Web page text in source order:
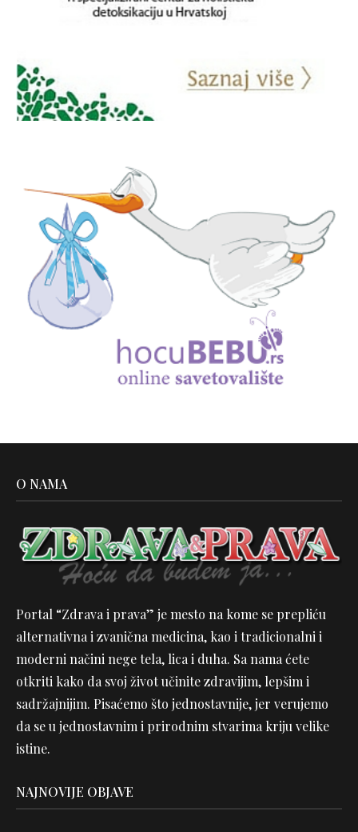
O NAMA
Portal “Zdrava i prava” je mesto na kome se prepliću
alternativna i zvanična medicina, kao i tradicionalni i
moderni načini nege tela, lica i duha. Sa nama ćete
otkriti kako da svoj život učinite zdravijim, lepšim i
sadržajnijim. Pisaćemo što jednostavnije, jer verujemo
da se u jednostavnim i prirodnim stvarima kriju velike
istine.
NAJNOVIJE OBJAVE